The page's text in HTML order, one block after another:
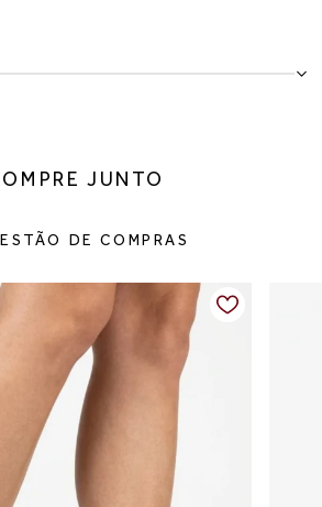
alto fino valoriza a postura e traz
9,5 cm
e elegante, salto que valoriza a
que facilita combinações do dia à noite
a 22,9 cm
a 23,6 cm
a 24,3 cm
JUNTO
DE COMPRAS